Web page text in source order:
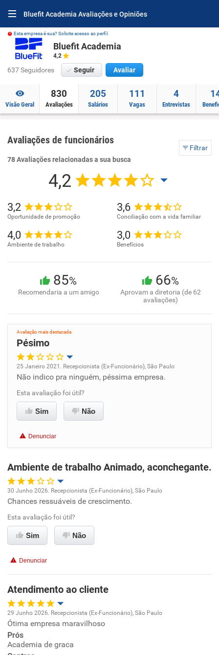
Bluefit Academia Avaliações e Opiniões
Esta empresa é sua? Solicite acesso ao perfil.
Bluefit Academia
4,2
637 Seguidores Seguir Avaliar
Visão Geral
830
Avaliações
205
Salários
111
Vagas
4
Entrevistas
Avaliações de funcionários
Filtrar
78 Avaliações relacionadas a sua busca
4,2
3,2
Oportunidade de promoção
3,6
Conciliação com a vida familiar
4,0
Ambiente de trabalho
3,0
Benefícios
85%
Recomendaria a um amigo
66%
Aprovam a diretoria (de 62
avaliações)
Avaliação mais destacada
Pésimo
Oportunidade de promoção
Ambiente de trabalho
Benefícios
Não recomenda esta empresa
Não recomenda a diretoria
25 Janeiro 2021. Recepcionista (Ex-Funcionário), São Paulo
Não indico pra ninguém, péssima empresa.
Esta avaliação foi útil?
Sim Não
Denunciar
Ambiente de trabalho Animado, aconchegante.
Oportunidade de promoção
Ambiente de trabalho
Benefícios
Recomenda esta empresa
Não recomenda a diretoria
30 Junho 2026. Recepcionista (Ex-Funcionário), São Paulo
Chances ressuáveis de crescimento.
Esta avaliação foi útil?
Sim Não
Denunciar
Atendimento ao cliente
Oportunidade de promoção
Ambiente de trabalho
29 Junho 2026. Recepcionista (Ex-Funcionário), São Paulo
Ótima empresa maravilhoso
Prós
Academia de graca